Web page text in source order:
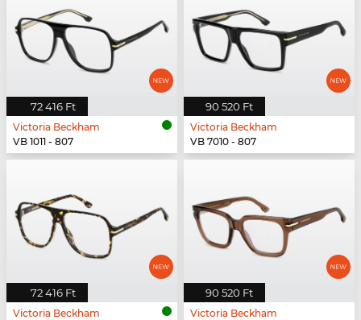
72 416 Ft
Victoria Beckham
VB 1011 - 807
90 520 Ft
Victoria Beckham
VB 7010 - 807
72 416 Ft
Victoria Beckham
90 520 Ft
Victoria Beckham